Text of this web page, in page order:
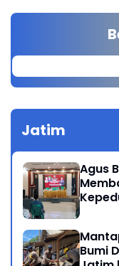
Jatim
Agus
Bumi